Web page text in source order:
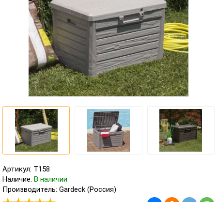
Артикул: T158
Наличие: В наличии
Производитель: Gardeck (Россия)